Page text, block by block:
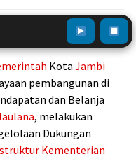
Kota Jambi
pembangunan di
dan Belanja
, melakukan
Dukungan
Kementerian